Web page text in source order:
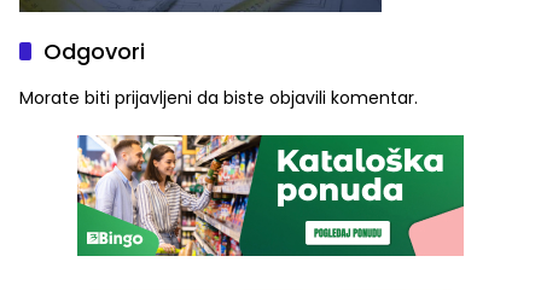
Odgovori
Morate biti prijavljeni da biste objavili komentar.